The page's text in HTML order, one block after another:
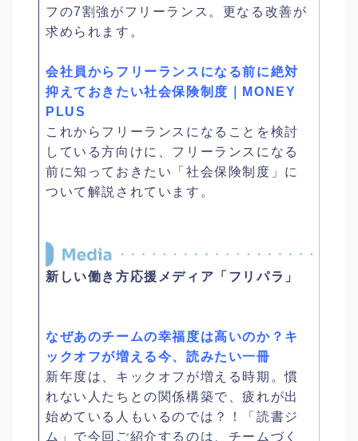
フの7割強がフリーランス。更なる改善が
求められます。
会社員からフリーランスになる前に絶対
抑えておきたい社会保険制度｜MONEY
PLUS
これからフリーランスになることを検討
している方向けに、フリーランスになる
前に知っておきたい「社会保険制度」に
ついて解説されています。
新しい働き方応援メディア「フリパラ」
なぜあのチームの幸福度は高いのか？キ
ックオフが増える今、読みたい一冊
新年度は、キックオフが増える時期。慣
れない人たちとの関係構築で、疲れが出
始めている人もいるのでは？！「読書ジ
ム」で今回ご紹介するのは、チームづく